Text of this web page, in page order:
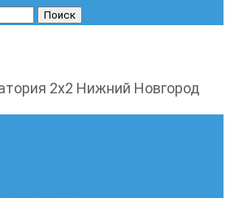
2х2 Нижний Новгород